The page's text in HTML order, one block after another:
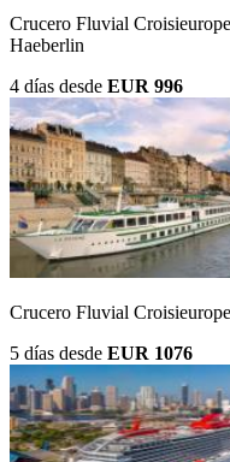
Crucero Fluvial
Haeberlin
4 días desde EUR 996
Crucero Fluvial
5 días desde EUR 1076